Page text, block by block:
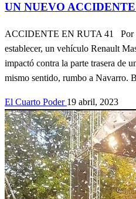
UN NUEVO
ACCIDENTE EN RUTA 41 Por
establecer, un vehículo Renault
impactó contra la parte trasera de
mismo sentido, rumbo a Navarro.
El Cuarto Poder 19 abril, 2023